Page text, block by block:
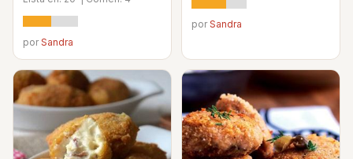
porSandra
porSandra